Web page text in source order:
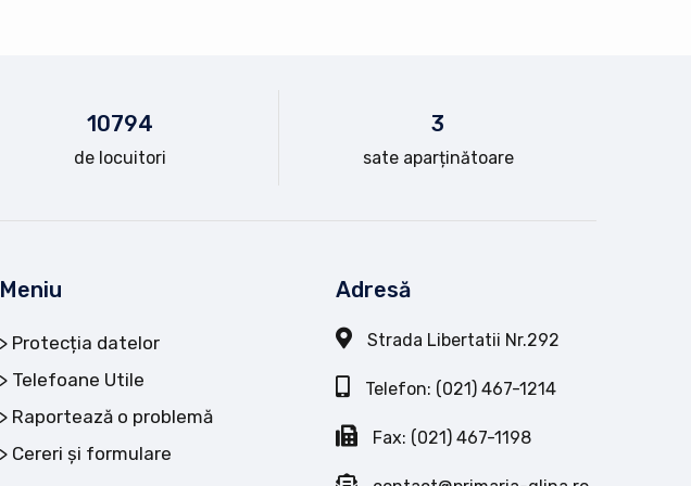
10794
de locuitori
3
sate aparținătoare
Meniu
Protecția datelor
Telefoane Utile
Raportează o problemă
Cereri și formulare
Adresă
Strada Libertatii Nr.292
Telefon: (021) 467-1214
Fax: (021) 467-1198